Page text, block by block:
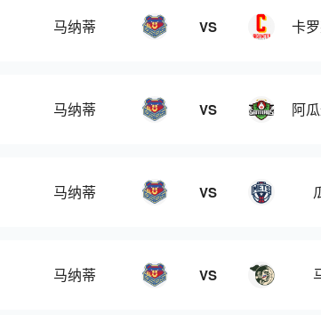
马纳蒂 VS 卡
马纳蒂 VS 阿
马纳蒂 VS
马纳蒂 VS